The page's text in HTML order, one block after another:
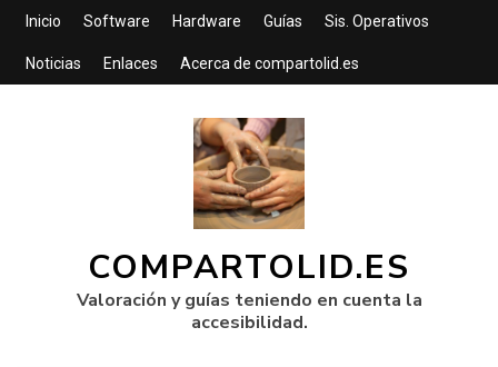
Inicio Software Hardware Guías Sis. Operativos
Noticias Enlaces Acerca de compartolid.es
COMPARTOLID.ES
Valoración y guías teniendo en cuenta la
accesibilidad.